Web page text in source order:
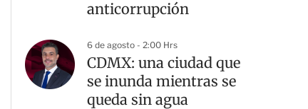
anticorrupción
6 de agosto - 2:00 Hrs
CDMX: una ciudad que
se inunda mientras se
queda sin agua